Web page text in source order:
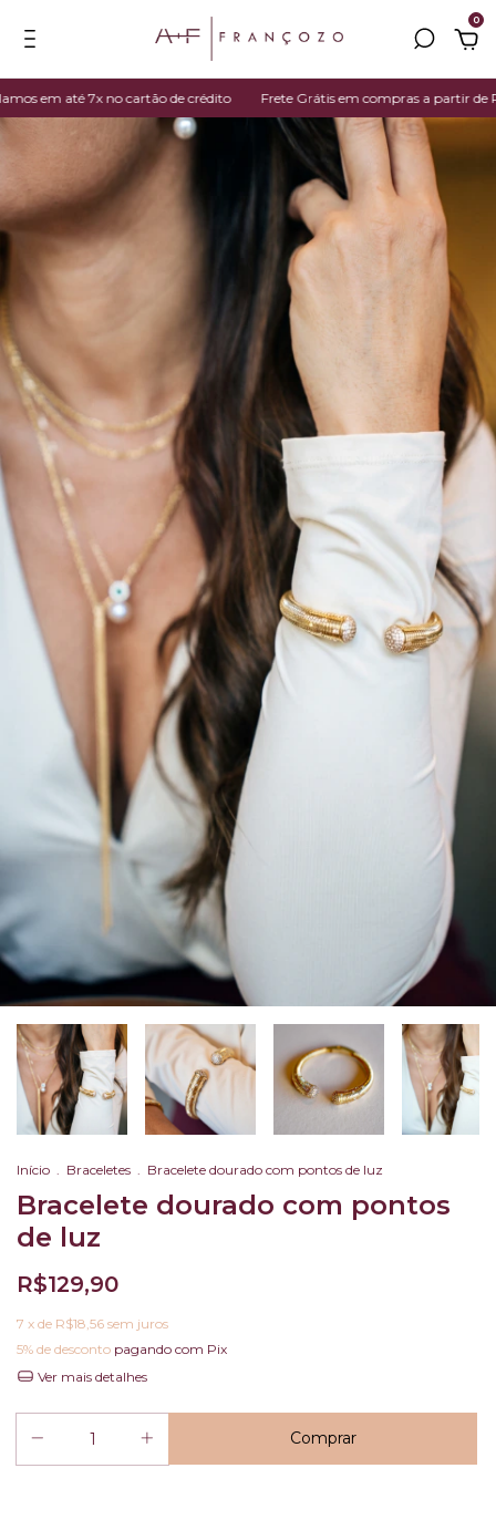
0
em até 7x no cartão de crédito Frete Grátis em compras a partir de R$
Início Braceletes Bracelete dourado com pontos de luz
Bracelete dourado com pontos
de luz
R$129,90
7 x de R$18,56 sem juros
5% de desconto pagando com Pix
Ver mais detalhes